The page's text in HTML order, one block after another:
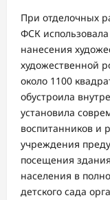
При отделочных
ФСК
нанесения
художественной
около 1100
обустроила
установила
воспитанников и
учреждения
посещения
населения в
детского сада